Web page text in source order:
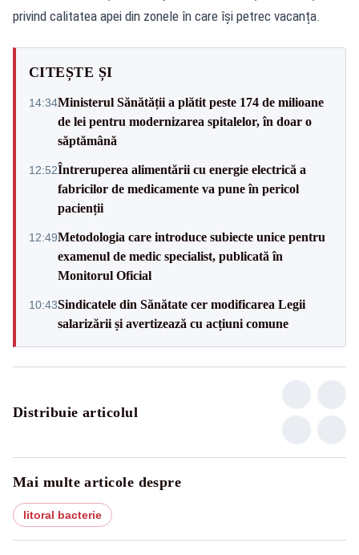
privind calitatea apei din zonele în care își petrec vacanța.
CITEȘTE ȘI
14:34Ministerul Sănătății a plătit peste 174 de milioane
de lei pentru modernizarea spitalelor, în doar o
săptămână
12:52Întreruperea alimentării cu energie electrică a
fabricilor de medicamente va pune în pericol
pacienții
12:49Metodologia care introduce subiecte unice pentru
examenul de medic specialist, publicată în
Monitorul Oficial
10:43Sindicatele din Sănătate cer modificarea Legii
salarizării și avertizează cu acțiuni comune
Distribuie articolul
Mai multe articole despre
litoral bacterie